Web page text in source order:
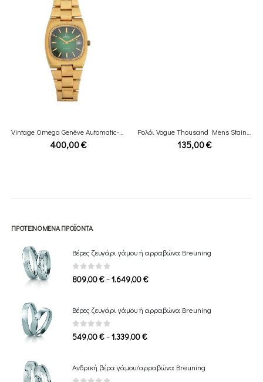
400,00€ 135,00€
ΠΡΟΤΕΙΝΌΜΕΝΑ ΠΡΟΪΌΝΤΑ
Βέρες ζευγάρι γάμου ή αρραβώνα Breuning
0out of 5
809,00€–1.649,00€Price
through
Βέρες ζευγάρι γάμου ή αρραβώνα Breuning
0 out of 5
549,00€–1.339,00€Price
through
Ανδρική βέρα γάμου/αρραβώνα Breuning